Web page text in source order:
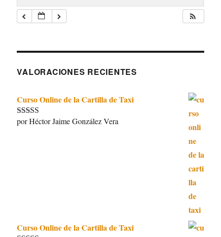
VALORACIONES RECIENTES
Curso Online de la Cartilla de Taxi
Valorado con
por Héctor Jaime González Vera
Curso Online de la Cartilla de Taxi